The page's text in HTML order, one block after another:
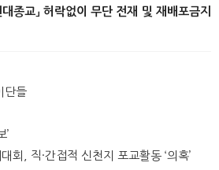
종교」 허락없이 무단 전재 및 재배포금지
단들
’
회, 직·간접적 신천지 포교활동 ‘의혹’